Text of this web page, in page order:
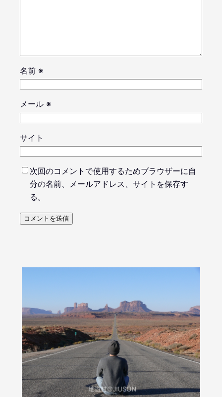
名前 ※
メール ※
サイト
次回のコメントで使用するためブラウザーに自
分の名前、メールアドレス、サイトを保存す
る。